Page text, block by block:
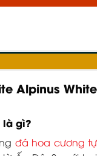
Alpinus White
là gì?
đá hoa cương tự